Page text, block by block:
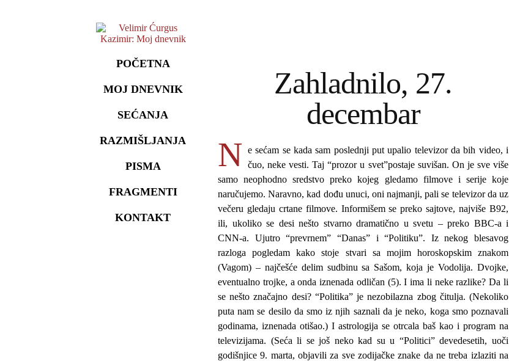
POČETNA
MOJ DNEVNIK
SEĆANJA
RAZMIŠLJANJA
PISMA
FRAGMENTI
KONTAKT
Zahladnilo, 27.
decembar
N e sećam se kada sam poslednji put upalio televizor da bih video, i
čuo, neke vesti. Taj “prozor u svet”postaje suvišan. On je sve više
samo neophodno sredstvo preko kojeg gledamo filmove i serije koje
naručujemo. Naravno, kad dođu unuci, oni najmanji, pali se televizor da uz
večeru gledaju crtane filmove. Informišem se preko sajtove, najviše B92,
ili, ukoliko se desi nešto stvarno dramatično u svetu – preko BBC-a i
CNN-a. Ujutro “prevrnem” “Danas” i “Politiku”. Iz nekog blesavog
razloga pogledam kako stoje stvari sa mojim horoskopskim znakom
(Vagom) – najčešće delim sudbinu sa Sašom, koja je Vodolija. Dvojke,
eventualno trojke, a onda iznenada odličan (5). I ima li neke razlike? Da li
se nešto značajno desi? “Politika” je nezobilazna zbog čitulja. (Nekoliko
puta nam se desilo da smo iz njih saznali da je neko, koga smo poznavali
godinama, iznenada otišao.) I astrologija se otrcala baš kao i program na
televizijama. (Seća li se još neko kad su u “Politici” devedesetih, uoči
godišnjice 9. marta, objavili za sve zodijačke znake da ne treba izlaziti na